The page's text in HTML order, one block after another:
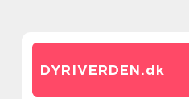
DYRIVERDEN.dk